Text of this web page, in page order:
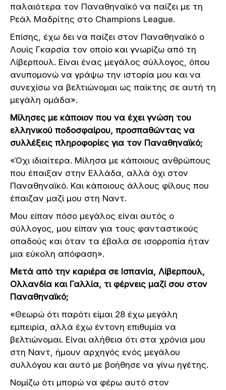
παλαιότερα τον Παναθηναϊκό να παίζει με τη
Ρεάλ Μαδρίτης στο Champions League.
Επίσης, έχω δει να παίζει στον Παναθηναϊκό ο
Λουίς Γκαρσία τον οποίο και γνωρίζω από τη
Λίβερπουλ. Είναι ένας μεγάλος σύλλογος, όπου
ανυπομονώ να γράψω την ιστορία μου και να
συνεχίσω να βελτιώνομαι ως παίκτης σε αυτή τη
μεγάλη ομάδα».
Μίλησες με κάποιον που να έχει γνώση του
ελληνικού ποδοσφαίρου, προσπαθώντας να
συλλέξεις πληροφορίες για τον Παναθηναϊκό;
«Όχι ιδιαίτερα. Μίλησα με κάποιους ανθρώπους
που έπαιξαν στην Ελλάδα, αλλά όχι στον
Παναθηναϊκό. Και κάποιους άλλους φίλους που
έπαιζαν μαζί μου στη Ναντ.
Μου είπαν πόσο μεγάλος είναι αυτός ο
σύλλογος, μου είπαν για τους φανταστικούς
οπαδούς και όταν τα έβαλα σε ισορροπία ήταν
μια εύκολη απόφαση».
Μετά από την καριέρα σε Ισπανία, Λίβερπουλ,
Ολλανδία και Γαλλία, τι φέρνεις μαζί σου στον
Παναθηναϊκό;
«Θεωρώ ότι παρότι είμαι 28 έχω μεγάλη
εμπειρία, αλλά έχω έντονη επιθυμία να
βελτιώνομαι. Είναι αλήθεια ότι στα χρόνια μου
στη Ναντ, ήμουν αρχηγός ενός μεγάλου
συλλόγου και αυτό με βοήθησε να γίνω ηγέτης.
Νομίζω ότι μπορώ να φέρω αυτό στον